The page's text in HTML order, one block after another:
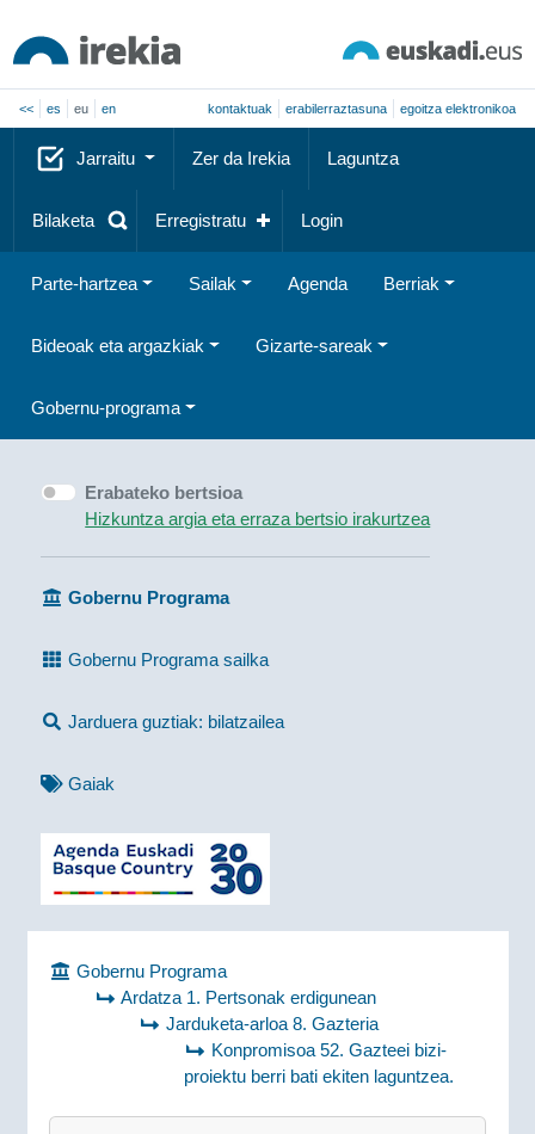
<< es eu en kontaktuak erabilerraztasuna egoitza elektronikoa
Jarraitu Zer da Irekia Laguntza
Bilaketa Erregistratu Login
Parte-hartzea Sailak Agenda Berriak
Bideoak eta argazkiak Gizarte-sareak
Gobernu-programa
Erabateko bertsioa
Hizkuntza argia eta erraza bertsio irakurtzea
Gobernu Programa
Gobernu Programa sailka
Jarduera guztiak: bilatzailea
Gaiak
Gobernu Programa
Ardatza 1. Pertsonak erdigunean
Jarduketa-arloa 8. Gazteria
Konpromisoa 52. Gazteei bizi-
proiektu berri bati ekiten laguntzea.